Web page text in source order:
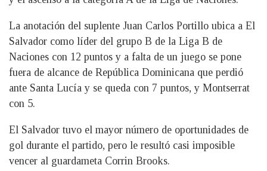
La anotación del suplente Juan Carlos Portillo ubica a El
Salvador como líder del grupo B de la Liga B de
Naciones con 12 puntos y a falta de un juego se pone
fuera de alcance de República Dominicana que perdió
ante Santa Lucía y se queda con 7 puntos, y Montserrat
con 5.
El Salvador tuvo el mayor número de oportunidades de
gol durante el partido, pero le resultó casi imposible
vencer al guardameta Corrin Brooks.